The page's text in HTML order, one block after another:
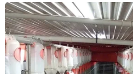
Lễ hội Càphê Việt Nam tại
Định hình giá trị, thương hiệu
hóa
27/06/2026 06:18